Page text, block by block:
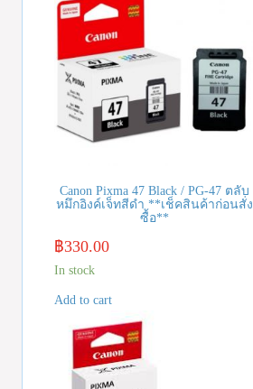
Canon Pixma 47 Black / PG-47 ตลับ
หมึกอิงค์เจ็ทสีดำ **เช็คสินค้าก่อนสั่ง
ซื้อ**
฿330.00
In stock
Add to cart